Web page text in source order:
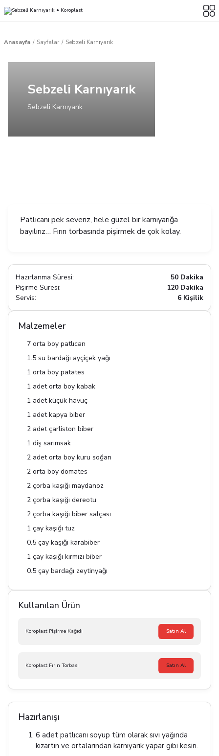
Anasayfa Sayfalar Sebzeli Karnıyarık
Sebzeli Karnıyarık
Sebzeli Karnıyarık
Patlıcanı pek severiz, hele güzel bir karnıyarığa
bayılırız… Fırın torbasında pişirmek de çok kolay.
Hazırlanma Süresi:
50 Dakika
Pişirme Süresi:
120 Dakika
Servis:
6 Kişilik
Malzemeler
7 orta boy patlıcan
1.5 su bardağı ayçiçek yağı
1 orta boy patates
1 adet orta boy kabak
1 adet küçük havuç
1 adet kapya biber
2 adet çarliston biber
1 diş sarımsak
2 adet orta boy kuru soğan
2 orta boy domates
2 çorba kaşığı maydanoz
2 çorba kaşığı dereotu
2 çorba kaşığı biber salçası
1 çay kaşığı tuz
0.5 çay kaşığı karabiber
1 çay kaşığı kırmızı biber
0.5 çay bardağı zeytinyağı
Kullanılan Ürün
Koroplast Pişirme Kağıdı Satın Al
Koroplast Fırın Torbası Satın Al
Hazırlanışı
6 adet patlıcanı soyup tüm olarak sıvı yağında
kızartın ve ortalarından karnıyarık yapar gibi kesin.